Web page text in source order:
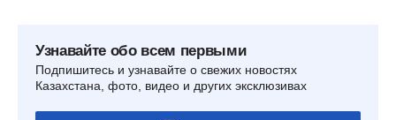
Узнавайте обо всем первыми
Подпишитесь и узнавайте о свежих новостях
Казахстана, фото, видео и других эксклюзивах